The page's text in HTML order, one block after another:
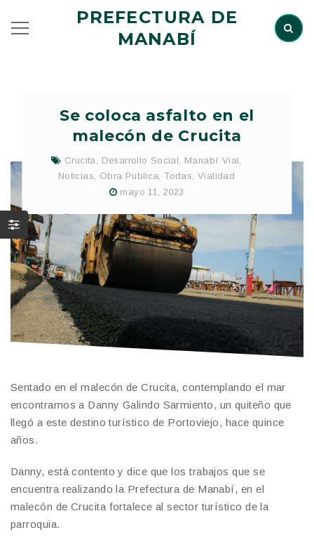
PREFECTURA DE
MANABÍ
Se coloca asfalto en el
malecón de Crucita
Crucita, Desarrollo Social, Manabí Vial,
Noticias, Obra Pública, Todas, Vialidad
mayo 11, 2023
Sentado en el malecón de Crucita, contemplando el mar
encontramos a Danny Galindo Sarmiento, un quiteño que
llegó a este destino turístico de Portoviejo, hace quince
años.
Danny, está contento y dice que los trabajos que se
encuentra realizando la Prefectura de Manabí, en el
malecón de Crucita fortalece al sector turístico de la
parroquia.